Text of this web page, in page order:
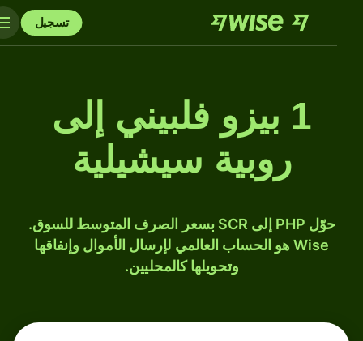
تسجيل
1 بيزو فلبيني إلى
روبية سيشيلية
حوّل PHP إلى SCR بسعر الصرف المتوسط للسوق.
Wise هو الحساب العالمي لإرسال الأموال وإنفاقها
وتحويلها كالمحليين.